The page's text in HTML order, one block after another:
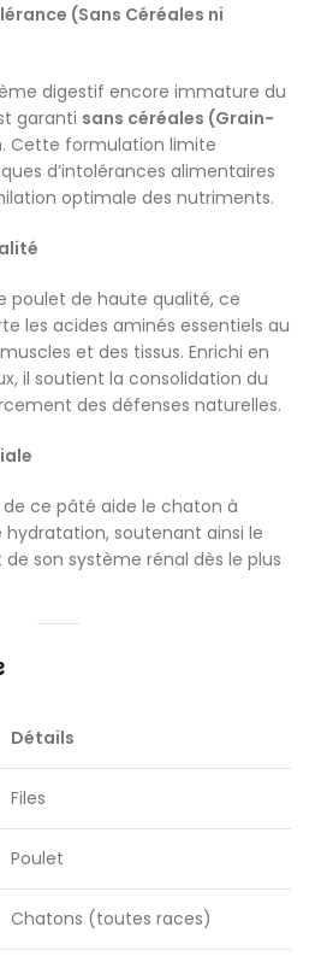
(Sans Céréales ni
digestif encore immature du
garanti sans céréales (Grain-
. Cette formulation limite
d’intolérances alimentaires
optimale des nutriments.
poulet de haute qualité, ce
les acides aminés essentiels au
et des tissus. Enrichi en
il soutient la consolidation du
des défenses naturelles.
de ce pâté aide le chaton à
soutenant ainsi le
son système rénal dès le plus
Détails
Files
Poulet
Chatons (toutes races)